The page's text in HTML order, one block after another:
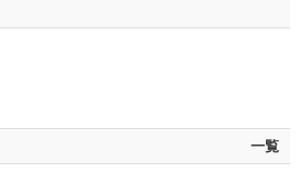
一覧